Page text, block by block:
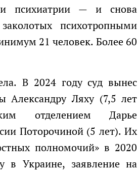
психиатрии — и снова
психотропными
21 человек. Более 60
Александру Ляху (7,5 лет
отделением Дарье
Поторочиной (5 лет). Их
полномочий» в 2020
в Украине, заявление на